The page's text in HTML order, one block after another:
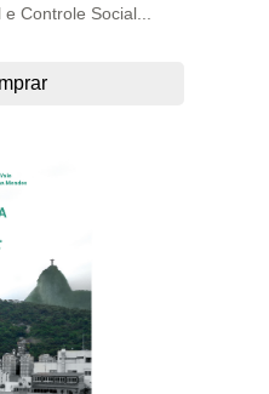
Controle Social...